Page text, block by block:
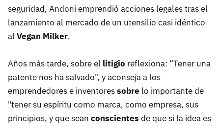
seguridad, Andoni emprendió acciones legales tras el
lanzamiento al mercado de un utensilio casi idéntico
al Vegan Milker.
Años más tarde, sobre el litigio reflexiona: “Tener una
patente nos ha salvado", y aconseja a los
emprendedores e inventoressobre lo importante de
"tener su espíritu como marca, como empresa, sus
principios, y que sean conscientes de que si la idea es